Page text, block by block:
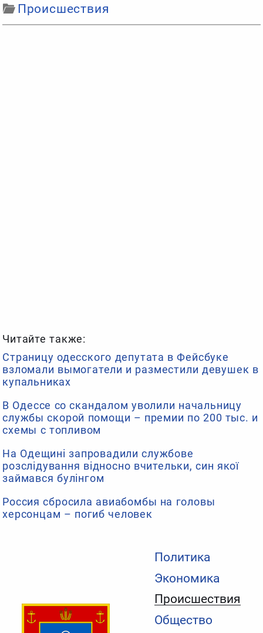
Политика
Экономика
Происшествия
Общество
Происшествия
Читайте также:
Страницу одесского депутата в Фейсбуке
взломали вымогатели и разместили девушек в
купальниках
В Одессе со скандалом уволили начальницу
службы скорой помощи – премии по 200 тыс. и
схемы с топливом
На Одещині запровадили службове
розслідування відносно вчительки, син якої
займався булінгом
Россия сбросила авиабомбы на головы
херсонцам – погиб человек